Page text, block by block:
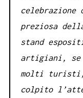
preziosa
stand
artigiani, se
molti turisti,
colpito